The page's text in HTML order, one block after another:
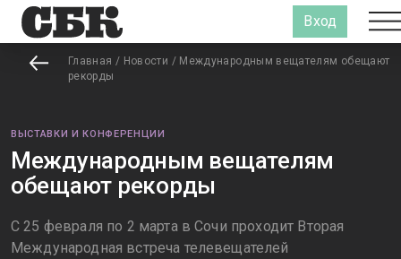
Вход
Главная / Новости / Международным вещателям обещают
рекорды
ВЫСТАВКИ И КОНФЕРЕНЦИИ
Международным вещателям
обещают рекорды
С 25 февраля по 2 марта в Сочи проходит Вторая
Международная встреча телевещателей